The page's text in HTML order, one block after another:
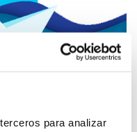
para analizar
Antonio Ballester